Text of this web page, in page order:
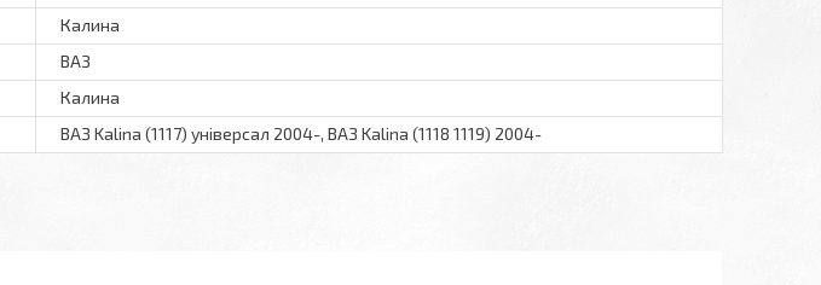
Калина
ВАЗ
Калина
ВАЗ Kalina (1117) універсал 2004-, ВАЗ Kalina (1118 1119) 2004-